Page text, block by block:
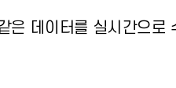
데이터를 실시간으로